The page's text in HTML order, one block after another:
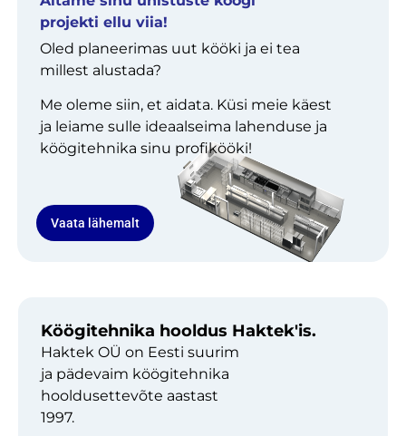
projekti ellu viia!
Oled planeerimas uut kööki ja ei tea
millest alustada?
Me oleme siin, et aidata. Küsi meie käest
ja leiame sulle ideaalseima lahenduse ja
köögitehnika sinu profikööki!
Vaata lähemalt
Köögitehnika hooldus Haktek'is.
Haktek OÜ on Eesti suurim
ja pädevaim köögitehnika
hooldusettevõte aastast
1997.